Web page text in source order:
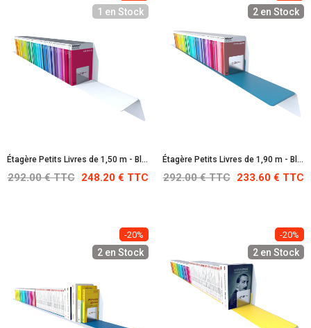
1 en Stock
Étagère Petits Livres de 1,50 m - Blanche : RAL 9010
292.00 € TTC 248.20 € TTC
2 en Stock
Étagère Petits Livres de 1,90 m - Bleu clair : RAL 5012
292.00 € TTC 233.60 € TTC
-20%
2 en Stock
-20%
2 en Stock